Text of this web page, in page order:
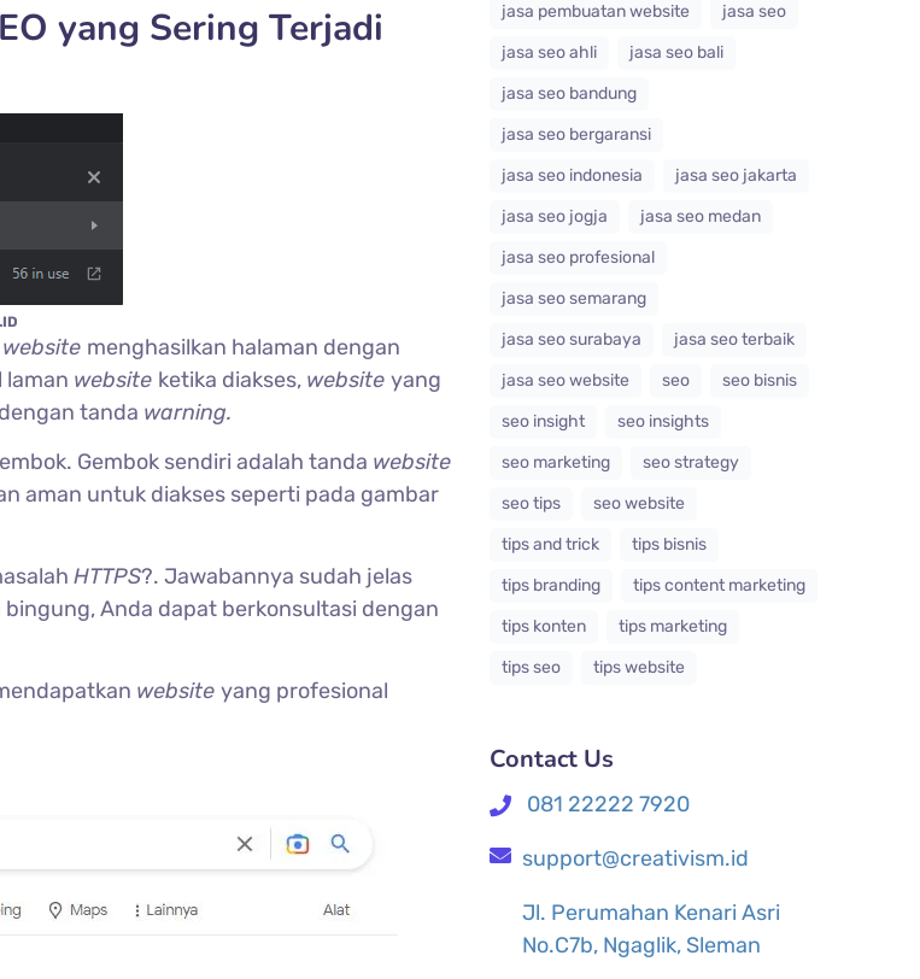
yang Sering Terjadi
website menghasilkan halaman dengan
laman website ketika diakses, website yang
dengan tanda warning.
Gembok sendiri adalah tanda website
aman untuk diakses seperti pada gambar
HTTPS?. Jawabannya sudah jelas
bingung, Anda dapat berkonsultasi dengan
website yang profesional
jasa pembuatan website
jasa seo
jasa seo ahli
jasa seo bali
jasa seo bandung
jasa seo bergaransi
jasa seo indonesia
jasa seo jakarta
jasa seo jogja
jasa seo medan
jasa seo profesional
jasa seo semarang
jasa seo surabaya
jasa seo terbaik
jasa seo website
seo
seo bisnis
seo insight
seo insights
seo marketing
seo strategy
seo tips
seo website
tips and trick
tips bisnis
tips branding
tips content marketing
tips konten
tips marketing
tips seo
tips website
Contact Us
081 22222 7920
support@creativism.id
Jl. Perumahan Kenari Asri
No.C7b, Ngaglik, Sleman